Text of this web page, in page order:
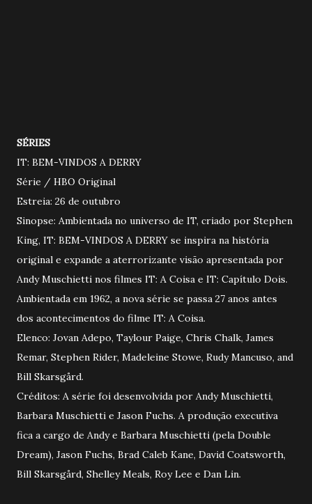
SÉRIES
IT: BEM-VINDOS A DERRY
Série / HBO Original
Estreia: 26 de outubro
Sinopse: Ambientada no universo de IT, criado por Stephen
King, IT: BEM-VINDOS A DERRY se inspira na história
original e expande a aterrorizante visão apresentada por
Andy Muschietti nos filmes IT: A Coisa e IT: Capítulo Dois.
Ambientada em 1962, a nova série se passa 27 anos antes
dos acontecimentos do filme IT: A Coisa.
Elenco: Jovan Adepo, Taylour Paige, Chris Chalk, James
Remar, Stephen Rider, Madeleine Stowe, Rudy Mancuso, and
Bill Skarsgård.
Créditos: A série foi desenvolvida por Andy Muschietti,
Barbara Muschietti e Jason Fuchs. A produção executiva
fica a cargo de Andy e Barbara Muschietti (pela Double
Dream), Jason Fuchs, Brad Caleb Kane, David Coatsworth,
Bill Skarsgård, Shelley Meals, Roy Lee e Dan Lin.